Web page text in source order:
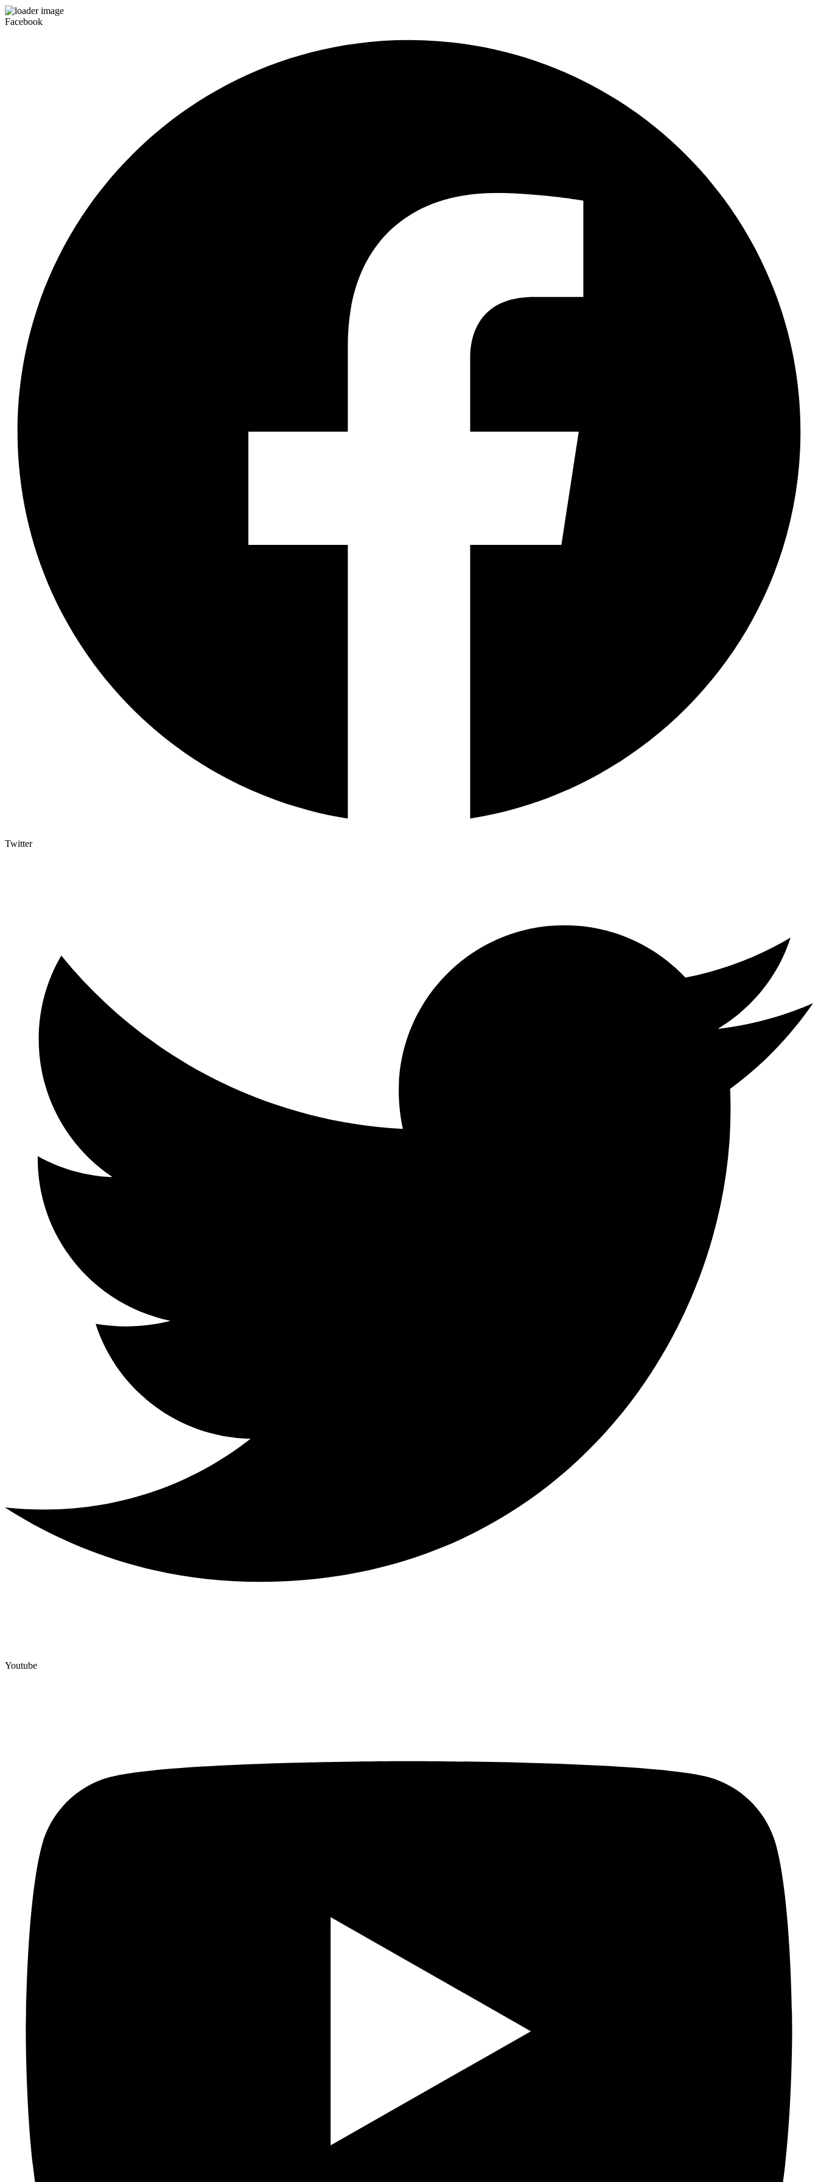
Facebook
Twitter
Youtube